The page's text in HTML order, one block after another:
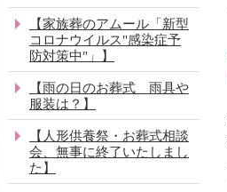
【家族葬のアムール「新型
コロナウイルス"感染症予
防対策中"」】
【雨の日のお葬式 雨具や
服装は？】
【人形供養祭・お葬式相談
会、無事に終了いたしまし
た】